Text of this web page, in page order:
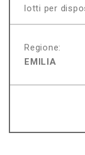
lotti per
Regione:
EMILIA